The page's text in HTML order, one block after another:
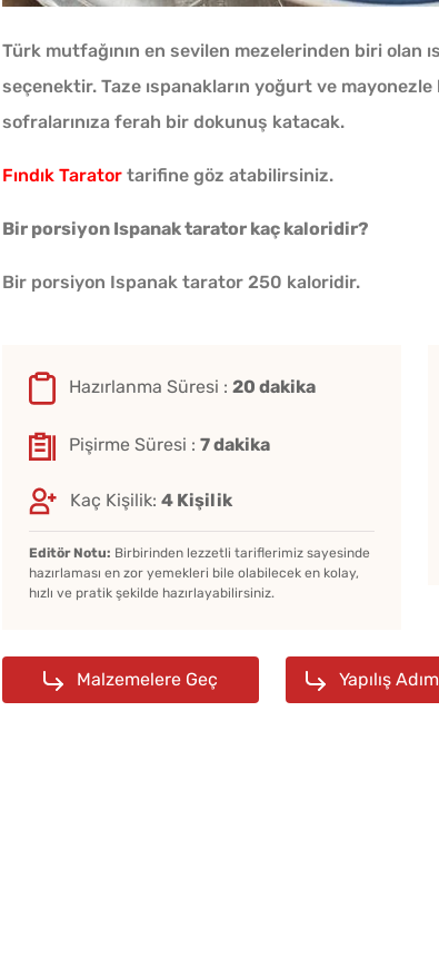
Türk mutfağının en sevilen mezelerinden biri olan
seçenektir. Taze ıspanakların yoğurt ve
sofralarınıza ferah bir dokunuş katacak.
Fındık Tarator tarifine göz atabilirsiniz.
Bir porsiyon Ispanak tarator kaç kaloridir?
Bir porsiyon Ispanak tarator 250 kaloridir.
Hazırlanma Süresi : 20 dakika
Pişirme Süresi : 7 dakika
Kaç Kişilik: 4 Kişilik
Editör Notu: Birbirinden lezzetli tariflerimiz sayesinde
hazırlaması en zor yemekleri bile olabilecek en kolay,
hızlı ve pratik şekilde hazırlayabilirsiniz.
Malzemelere Geç Yapılış